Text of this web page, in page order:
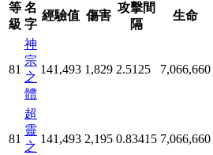
等
級
名
字
經驗值 傷害
攻擊間
隔
生命
81
神
宗
之
體
141,493 1,829 2.5125 7,066,660
81
超
靈
之
141,493 2,195 0.83415 7,066,660